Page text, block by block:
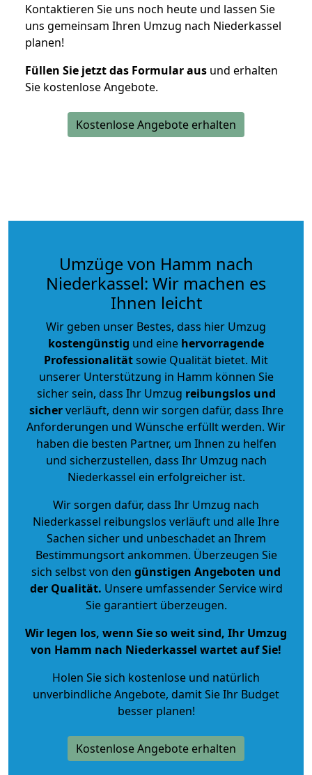
Kontaktieren Sie uns noch heute und lassen Sie
uns gemeinsam Ihren Umzug nach Niederkassel
planen!
Füllen Sie jetzt das Formular aus und erhalten
Sie kostenlose Angebote.
Kostenlose Angebote erhalten
Umzüge von Hamm nach
Niederkassel: Wir machen es
Ihnen leicht
Wir geben unser Bestes, dass hier Umzug
kostengünstig und eine hervorragende
Professionalitätsowie Qualität bietet. Mit
unserer Unterstützung in Hamm können Sie
sicher sein, dass Ihr Umzug reibungslos und
sicherverläuft, denn wir sorgen dafür, dass Ihre
Anforderungen und Wünsche erfüllt werden. Wir
haben die besten Partner, um Ihnen zu helfen
und sicherzustellen, dass Ihr Umzug nach
Niederkassel ein erfolgreicher ist.
Wir sorgen dafür, dass Ihr Umzug nach
Niederkassel reibungslos verläuft und alle Ihre
Sachen sicher und unbeschadet an Ihrem
Bestimmungsort ankommen. Überzeugen Sie
sich selbst von den günstigen Angeboten und
der Qualität. Unsere umfassender Service wird
Sie garantiert überzeugen.
Wir legen los, wenn Sie so weit sind, Ihr Umzug
von Hamm nach Niederkassel wartet auf Sie!
Holen Sie sich kostenlose und natürlich
unverbindliche Angebote, damit Sie Ihr Budget
besser planen!
Kostenlose Angebote erhalten